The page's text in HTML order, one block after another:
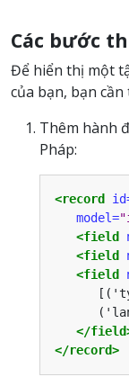
Các bước
Để hiển thị một
của bạn, bạn
Thêm hành
Pháp:
<record
model=
<field
<field
<field
</
</record>